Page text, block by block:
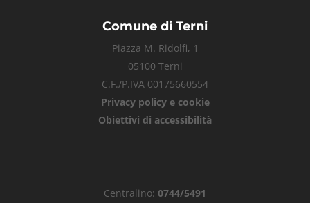
Comune di Terni
Piazza M. Ridolfi, 1
05100 Terni
C.F./P.IVA 00175660554
Privacy policy e cookie
Obiettivi di accessibilità
Centralino: 0744/5491